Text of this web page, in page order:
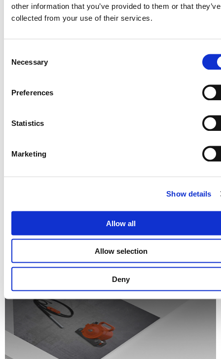
other information that you’ve provided to them or that they’ve
collected from your use of their services.
Selection
Necessary
Preferences
Statistics
Marketing
Show details
Allow all
Allow selection
Deny